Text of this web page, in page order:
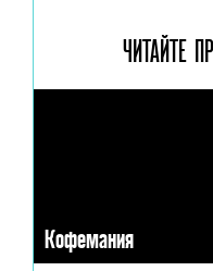
ЧИТАЙТЕ
Кофемания